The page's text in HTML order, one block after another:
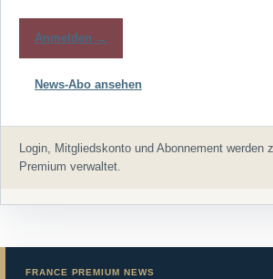
Anmelden →
News-Abo ansehen
Login, Mitgliedskonto und Abonnement werden
Premium verwaltet.
FRANCE PREMIUM NEWS